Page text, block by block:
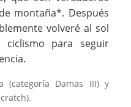
montaña*. Después
volveré al sol
ciclismo para seguir
(categoría Damas III) y